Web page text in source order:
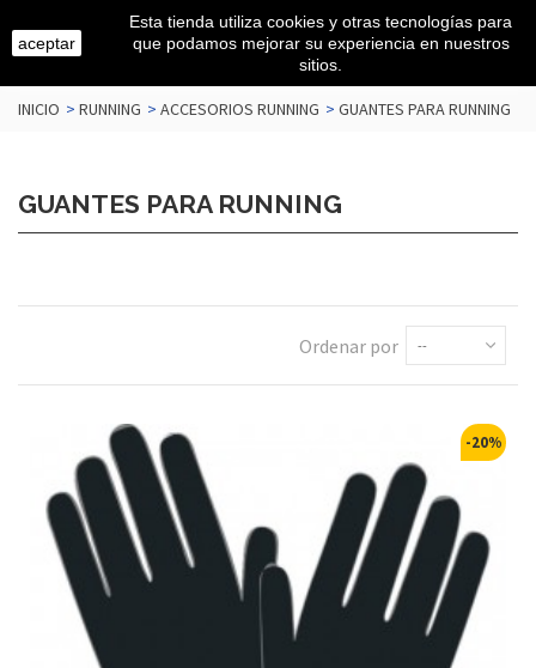
INICIO > RUNNING > ACCESORIOS RUNNING > GUANTES PARA RUNNING
GUANTES PARA RUNNING
Ordenar por --
-20%
aceptar
Esta tienda utiliza cookies y otras tecnologías para
que podamos mejorar su experiencia en nuestros
sitios.